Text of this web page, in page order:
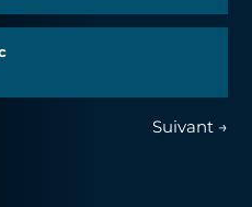
Suivant →